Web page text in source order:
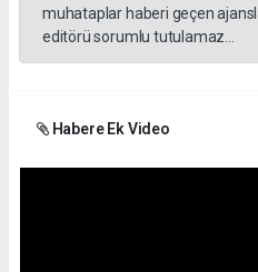
muhataplar haberi geçen
editörü sorumlu tutulamaz...
Habere Ek Video